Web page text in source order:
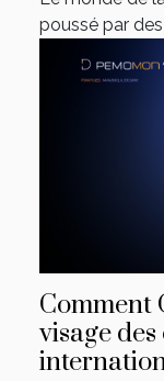
poussé par
Comment
visage